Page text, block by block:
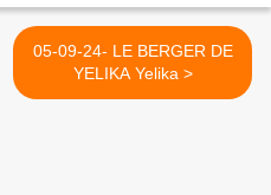
05-09-24- LE BERGER DE
YELIKA Yelika >